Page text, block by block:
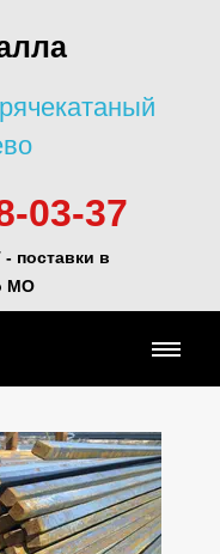
03-37
- поставки в
МО